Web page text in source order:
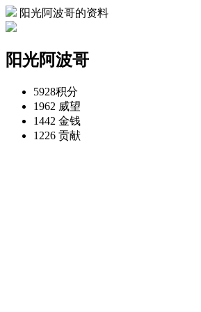
阳光阿波哥的资料
阳光阿波哥
5928积分
1962 威望
1442 金钱
1226 贡献